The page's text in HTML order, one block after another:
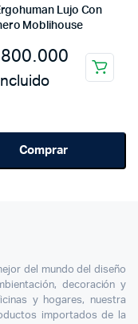
Lujo Con
Moblihouse
Comprar
del mundo del diseño
decoración y
y hogares, nuestra
importados de la